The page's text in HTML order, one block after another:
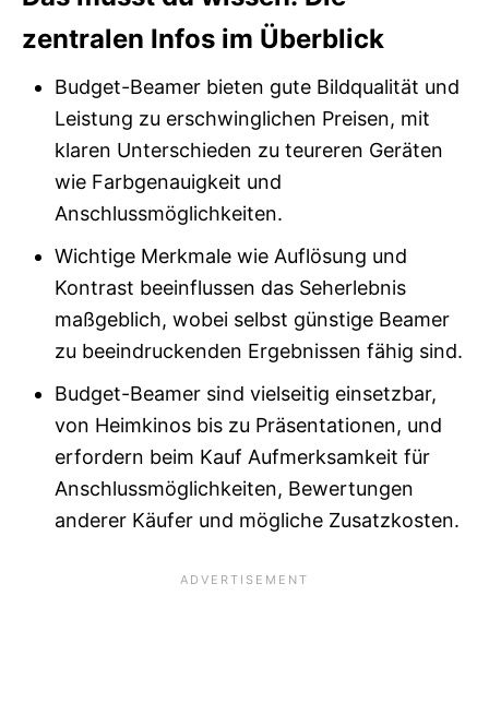
zentralen Infos im Überblick
Budget-Beamer bieten gute Bildqualität und
Leistung zu erschwinglichen Preisen, mit
klaren Unterschieden zu teureren Geräten
wie Farbgenauigkeit und
Anschlussmöglichkeiten.
Wichtige Merkmale wie Auflösung und
Kontrast beeinflussen das Seherlebnis
maßgeblich, wobei selbst günstige Beamer
zu beeindruckenden Ergebnissen fähig sind.
Budget-Beamer sind vielseitig einsetzbar,
von Heimkinos bis zu Präsentationen, und
erfordern beim Kauf Aufmerksamkeit für
Anschlussmöglichkeiten, Bewertungen
anderer Käufer und mögliche Zusatzkosten.